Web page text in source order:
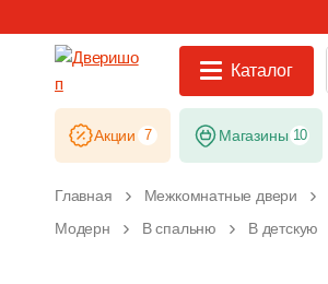
Каталог
Акции 7 Магазины 10
Главная Межкомнатные двери
Модерн
В спальню В детскую